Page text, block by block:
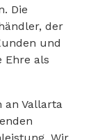
Die
der
und
Ehre als
an Vallarta